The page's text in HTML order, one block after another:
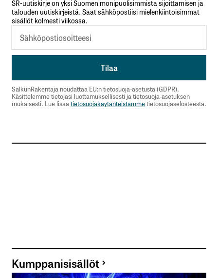
SR-uutiskirje on yksi Suomen monipuolisimmista sijoittamisen ja
talouden uutiskirjeistä. Saat sähköpostiisi mielenkiintoisimmat
sisällöt kolmesti viikossa.
SalkunRakentaja noudattaa EU:n tietosuoja-asetusta (GDPR).
Käsittelemme tietojasi luottamuksellisesti ja tietosuoja-asetuksen
mukaisesti. Lue lisää tietosuojakäytänteistämmetietosuojaselosteesta.
Kumppanisisällöt